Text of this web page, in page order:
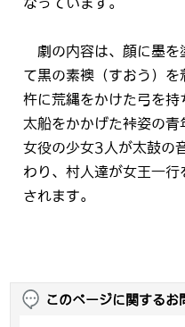
劇の内容は、顔に墨を
て黒の素襖（すおう）
杵に荒縄をかけた弓を
太船をかかげた裃姿の
女役の少女3人が太鼓の
わり、村人達が女王一
されます。
このページに関するお